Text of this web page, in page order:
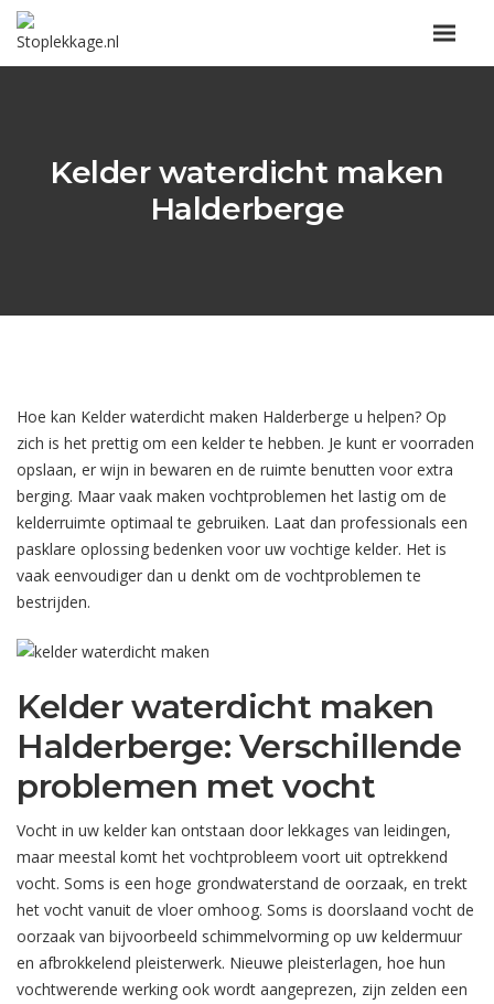
Kelder waterdicht maken
Halderberge
Hoe kan Kelder waterdicht maken Halderberge u helpen? Op
zich is het prettig om een kelder te hebben. Je kunt er voorraden
opslaan, er wijn in bewaren en de ruimte benutten voor extra
berging. Maar vaak maken vochtproblemen het lastig om de
kelderruimte optimaal te gebruiken. Laat dan professionals een
pasklare oplossing bedenken voor uw vochtige kelder. Het is
vaak eenvoudiger dan u denkt om de vochtproblemen te
bestrijden.
Kelder waterdicht maken
Halderberge: Verschillende
problemen met vocht
Vocht in uw kelder kan ontstaan door lekkages van leidingen,
maar meestal komt het vochtprobleem voort uit optrekkend
vocht. Soms is een hoge grondwaterstand de oorzaak, en trekt
het vocht vanuit de vloer omhoog. Soms is doorslaand vocht de
oorzaak van bijvoorbeeld schimmelvorming op uw keldermuur
en afbrokkelend pleisterwerk. Nieuwe pleisterlagen, hoe hun
vochtwerende werking ook wordt aangeprezen, zijn zelden een